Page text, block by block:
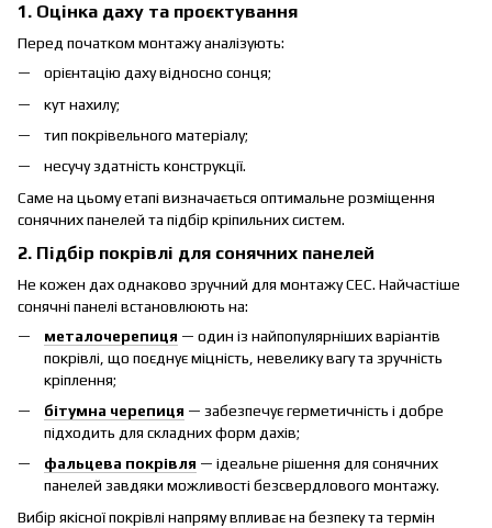
1. Оцінка даху та проєктування
Перед початком монтажу аналізують:
орієнтацію даху відносно сонця;
кут нахилу;
тип покрівельного матеріалу;
несучу здатність конструкції.
Саме на цьому етапі визначається оптимальне розміщення
сонячних панелей та підбір кріпильних систем.
2. Підбір покрівлі для сонячних панелей
Не кожен дах однаково зручний для монтажу СЕС. Найчастіше
сонячні панелі встановлюють на:
металочерепиця — один із найпопулярніших варіантів
покрівлі, що поєднує міцність, невелику вагу та зручність
кріплення;
бітумна черепиця — забезпечує герметичність і добре
підходить для складних форм дахів;
фальцева покрівля — ідеальне рішення для сонячних
панелей завдяки можливості безсвердлового монтажу.
Вибір якісної покрівлі напряму впливає на безпеку та термін